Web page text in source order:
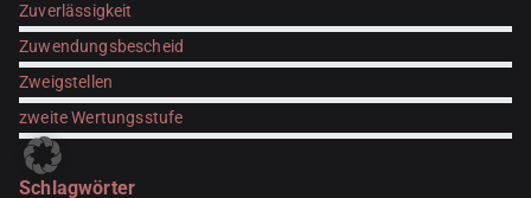
Zuverlässigkeit
Zuwendungsbescheid
Zweigstellen
zweite Wertungsstufe
Schlagwörter